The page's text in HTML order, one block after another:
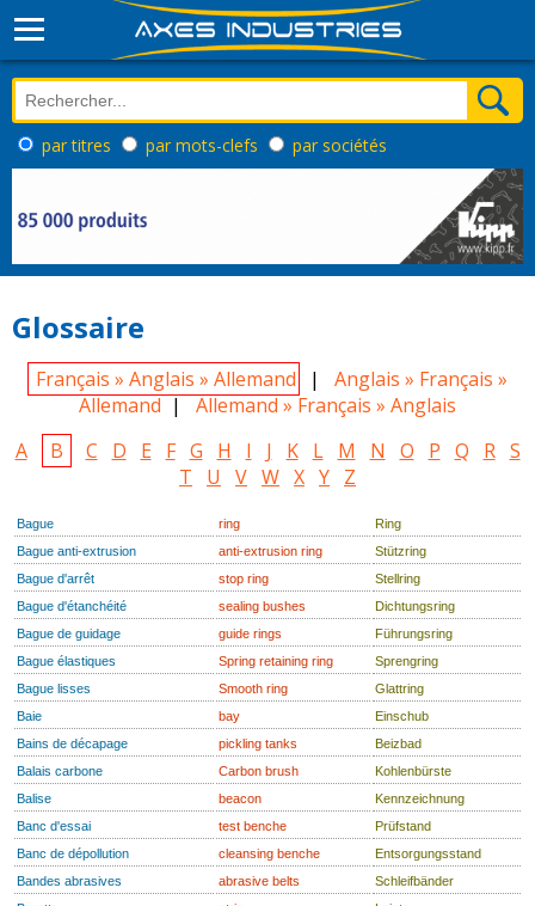
par titres par mots-clefs par sociétés
Glossaire
Français » Anglais » Allemand | Anglais » Français »
Allemand | Allemand » Français » Anglais
A
B C D E F G H I J K L M N O P Q R S
T
U V W X Y Z
Bague ring
Ring
Bague anti-extrusion
anti-extrusion ring
Stützring
Bague d'arrêt
stop ring
Stellring
Bague d'étanchéité
sealing bushes
Dichtungsring
Bague de guidage
guide rings
Führungsring
Bague élastiques
Spring retaining ring
Sprengring
Bague lisses
Smooth ring
Glattring
Baie
bay
Einschub
Bains de décapage
pickling tanks
Beizbad
Balais carbone
Carbon brush
Kohlenbürste
Balise
beacon
Kennzeichnung
Banc d'essai
test benche
Prüfstand
Banc de dépollution
cleansing benche
Entsorgungsstand
Bandes abrasives
abrasive belts
Schleifbänder